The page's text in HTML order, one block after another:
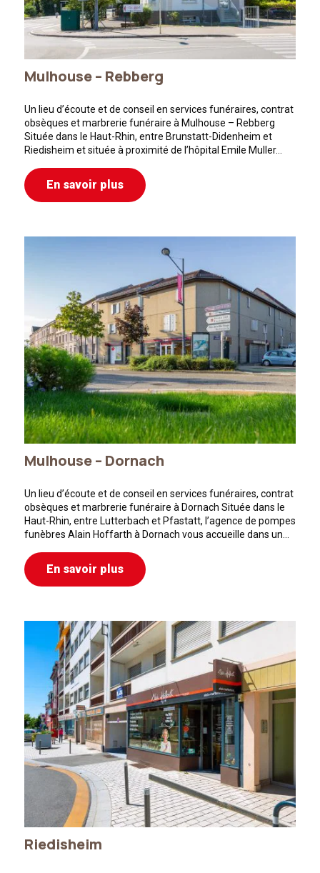
Mulhouse – Rebberg
Un lieu d’écoute et de conseil en services funéraires, contrat
obsèques et marbrerie funéraire à Mulhouse – Rebberg
Située dans le Haut-Rhin, entre Brunstatt-Didenheim et
Riedisheim et située à proximité de l’hôpital Emile Muller…
En savoir plus
Mulhouse – Dornach
Un lieu d’écoute et de conseil en services funéraires, contrat
obsèques et marbrerie funéraire à Dornach Située dans le
Haut-Rhin, entre Lutterbach et Pfastatt, l’agence de pompes
funèbres Alain Hoffarth à Dornach vous accueille dans un…
En savoir plus
Riedisheim